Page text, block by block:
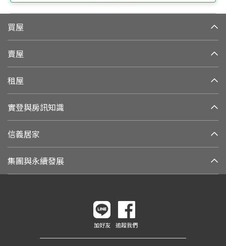
買屋
賣屋
租屋
實登與房訊知識
信義居家
集團與永續發展
加好友 追蹤我們